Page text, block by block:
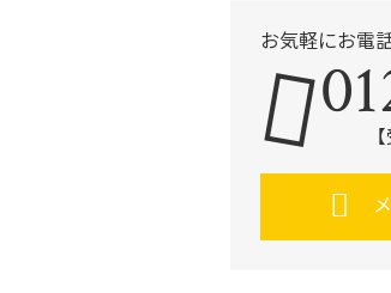
お気軽にお電